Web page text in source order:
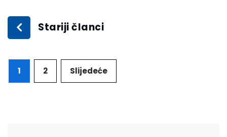
Stariji članci
1 2 Slijedeće